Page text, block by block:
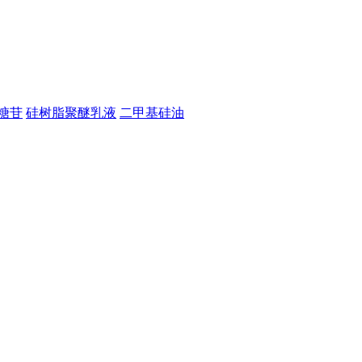
苷 硅树脂聚醚乳液 二甲基硅油